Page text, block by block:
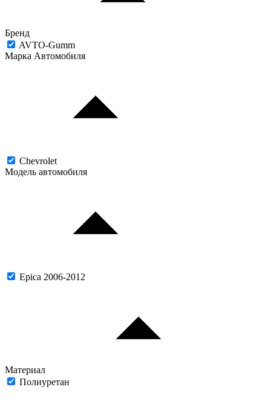
Бренд
AVTO-Gumm
Марка Автомобиля
Chevrolet
Модель автомобиля
Epica 2006-2012
Материал
Полиуретан